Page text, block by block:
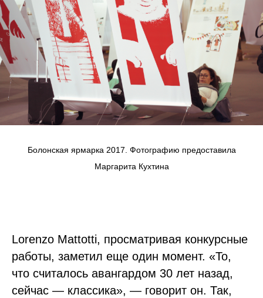
Болонская ярмарка 2017. Фотографию предоставила
Маргарита Кухтина
Lorenzo Mattotti, просматривая конкурсные
работы, заметил еще один момент. «То,
что считалось авангардом 30 лет назад,
сейчас — классика», — говорит он. Так,